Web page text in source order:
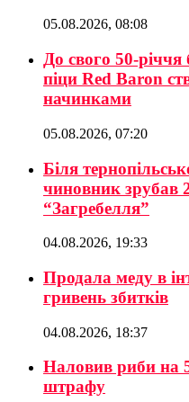
05.08.2026, 08:08
До свого 50-
піци Red Baron
начинками
05.08.2026, 07:20
Біля
чиновник зрубав
“Загребелля”
04.08.2026, 19:33
Продала меду в
гривень збитків
04.08.2026, 18:37
Наловив риби на
штрафу